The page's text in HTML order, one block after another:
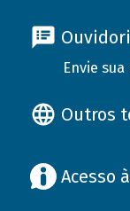
Envie
Outros
Acesso